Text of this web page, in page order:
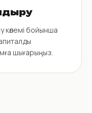
көлемі бойынша
шығарыңыз.